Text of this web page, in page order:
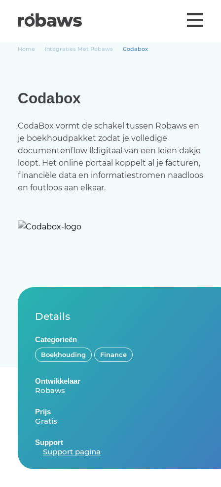
Home Integraties Met Robaws Codabox
Codabox
CodaBox vormt de schakel tussen Robaws en
je boekhoudpakket zodat je volledige
documentenflow lldigitaal van een leien dakje
loopt. Het online portaal koppelt al je facturen,
financiële data en informatiestromen naadloos
en foutloos aan elkaar.
Details
Categorieën
Boekhouding Finance
Ontwikkelaar
Robaws
Prijs
Gratis
Support
Support pagina